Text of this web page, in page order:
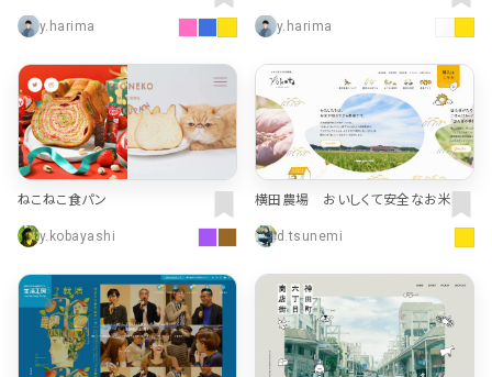
PAL CLOSET(パルクローゼット) - パ
ルグループ公式ファッション通販サイ
y.harima
y.harima
ねこねこ食パン
y.kobayashi
横田農場 おいしくて安全なお米の
d.tsunemi